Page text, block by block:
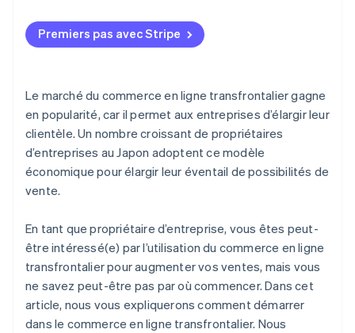
commerce en ligne avec les consommateurs ou de
consommateur à consommateur dans votre pays
commerce en ligne dans votre pays cible à l’aide d’un
entrepôt de douane
Ouvrir une boutique dans un centre commercial de
commerce en ligne dans votre pays cible à l’aide d’un
entrepôt de douane
commerce en ligne dans votre pays cible à l’aide
d’opérations commerciales générales
Construire un site de commerce en ligne avec les
consommateurs unique dans votre pays cible
culturelles
Logistique et service à la clientèle
Environnement de paiement
Premiers pas avec Stripe
Le marché du commerce en ligne transfrontalier gagne
en popularité, car il permet aux entreprises d’élargir leur
clientèle. Un nombre croissant de propriétaires
d’entreprises au Japon adoptent ce modèle
économique pour élargir leur éventail de possibilités de
vente.
En tant que propriétaire d’entreprise, vous êtes peut-
être intéressé(e) par l’utilisation du commerce en ligne
transfrontalier pour augmenter vos ventes, mais vous
ne savez peut-être pas par où commencer. Dans cet
article, nous vous expliquerons comment démarrer
dans le commerce en ligne transfrontalier. Nous